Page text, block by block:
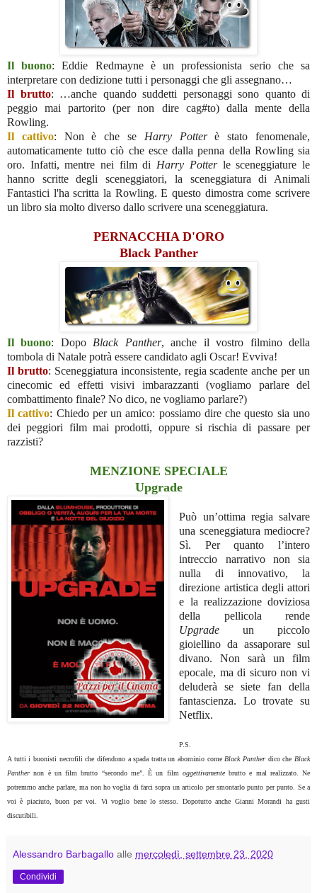
Il buono: Eddie Redmayne è un professionista serio che sa
interpretare con dedizione tutti i personaggi che gli assegnano…
Il brutto: …anche quando suddetti personaggi sono quanto di
peggio mai partorito (per non dire cag#to) dalla mente della
Rowling.
Il cattivo: Non è che se Harry Potterè stato fenomenale,
automaticamente tutto ciò che esce dalla penna della Rowling sia
oro. Infatti, mentre nei film di Harry Potterle sceneggiature le
hanno scritte degli sceneggiatori, la sceneggiatura di Animali
Fantastici l'ha scritta la Rowling. E questo dimostra come scrivere
un libro sia molto diverso dallo scrivere una sceneggiatura.
PERNACCHIA D'ORO
Black Panther
Il buono: Dopo Black Panther, anche il vostro filmino della
tombola di Natale potrà essere candidato agli Oscar! Evviva!
Il brutto: Sceneggiatura inconsistente, regia scadente anche per un
cinecomic ed effetti visivi imbarazzanti (vogliamo parlare del
combattimento finale? No dico, ne vogliamo parlare?)
Il cattivo: Chiedo per un amico: possiamo dire che questo sia uno
dei peggiori film mai prodotti, oppure si rischia di passare per
razzisti?
MENZIONE SPECIALE
Upgrade
Può un’ottima regia salvare
una sceneggiatura mediocre?
Sì. Per quanto l’intero
intreccio narrativo non sia
nulla di innovativo, la
direzione artistica degli attori
e la realizzazione doviziosa
della pellicola rende
Upgradeun piccolo
gioiellino da assaporare sul
divano. Non sarà un film
epocale, ma di sicuro non vi
deluderà se siete fan della
fantascienza. Lo trovate su
Netflix.
P.S.
A tutti i buonisti necrofili che difendono a spada tratta un abominio come Black Panther dico che Black
Panther non è un film brutto “secondo me”. È un film oggettivamentebrutto e mal realizzato. Ne
potremmo anche parlare, ma non ho voglia di farci sopra un articolo per smontarlo punto per punto. Se a
voi è piaciuto, buon per voi. Vi voglio bene lo stesso. Dopotutto anche Gianni Morandi ha gusti
discutibili.
Alessandro Barbagallo alle mercoledì, settembre 23, 2020
Condividi